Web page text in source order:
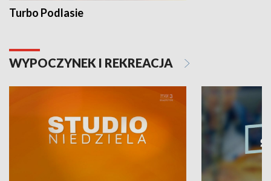
Turbo Podlasie
WYPOCZYNEK I REKREACJA